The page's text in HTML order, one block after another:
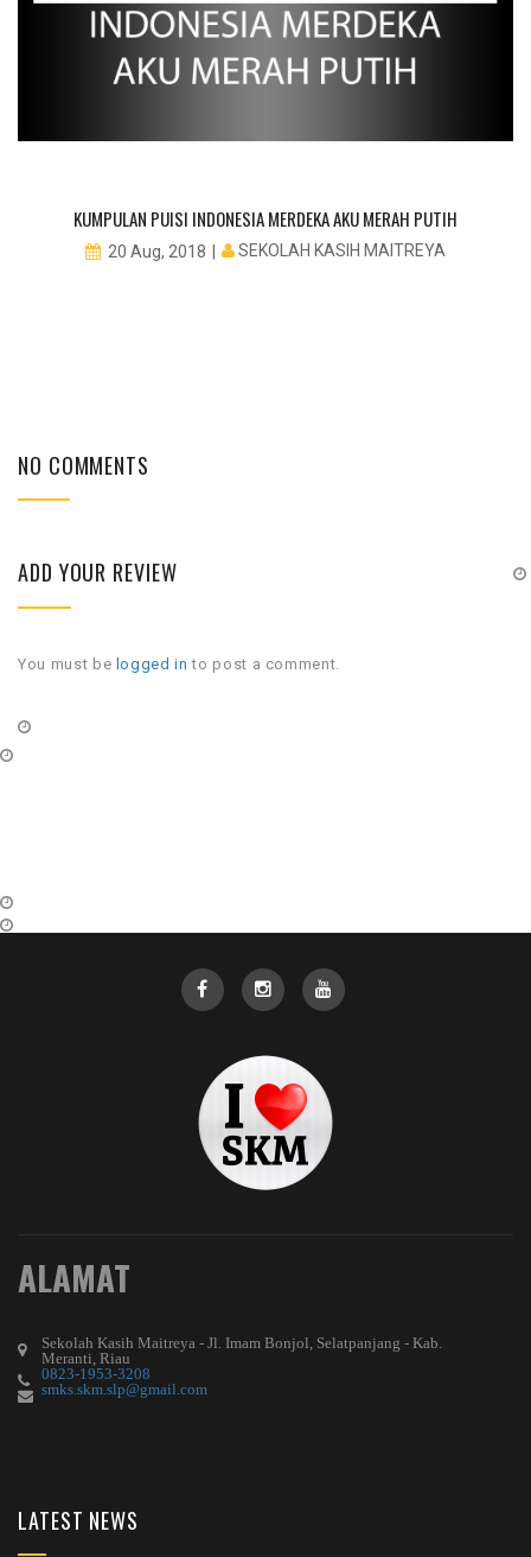
KUMPULAN PUISI INDONESIA MERDEKA AKU MERAH PUTIH
20 Aug, 2018 SEKOLAH KASIH MAITREYA
NO COMMENTS
ADD YOUR REVIEW
You must be logged in to post a comment.
ALAMAT
Sekolah Kasih Maitreya - Jl. Imam Bonjol, Selatpanjang - Kab.
Meranti, Riau
0823-1953-3208
smks.skm.slp@gmail.com
LATEST NEWS